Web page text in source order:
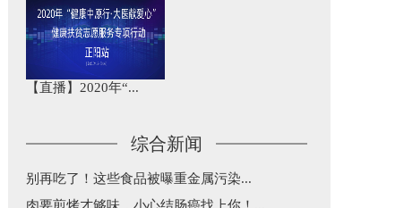
【直播】2020年“...
综合新闻
别再吃了！这些食品被曝重金属污染...